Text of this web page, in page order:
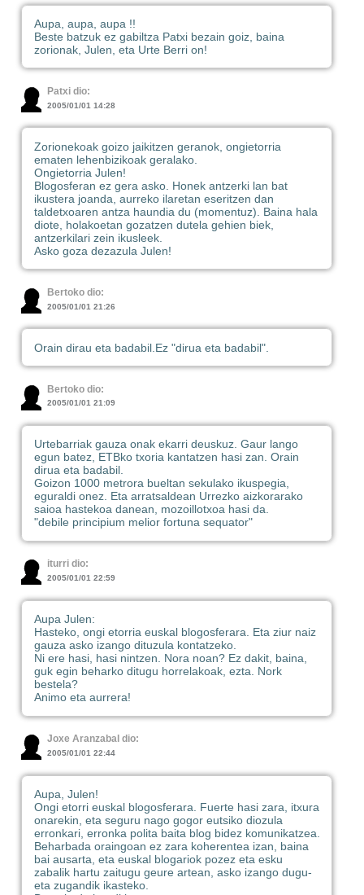
Aupa, aupa, aupa !!
Beste batzuk ez gabiltza Patxi bezain goiz, baina
zorionak, Julen, eta Urte Berri on!
Patxi dio:
2005/01/01 14:28
Zorionekoak goizo jaikitzen geranok, ongietorria
ematen lehenbizikoak geralako.
Ongietorria Julen!
Blogosferan ez gera asko. Honek antzerki lan bat
ikustera joanda, aurreko ilaretan eseritzen dan
taldetxoaren antza haundia du (momentuz). Baina hala
diote, holakoetan gozatzen dutela gehien biek,
antzerkilari zein ikusleek.
Asko goza dezazula Julen!
Bertoko dio:
2005/01/01 21:26
Orain dirau eta badabil. Ez "dirua eta badabil".
Bertoko dio:
2005/01/01 21:09
Urtebarriak gauza onak ekarri deuskuz. Gaur lango
egun batez, ETBko txoria kantatzen hasi zan. Orain
dirua eta badabil.
Goizon 1000 metrora bueltan sekulako ikuspegia,
eguraldi onez. Eta arratsaldean Urrezko aizkorarako
saioa hastekoa danean, mozoillotxoa hasi da.
"debile principium melior fortuna sequator"
iturri dio:
2005/01/01 22:59
Aupa Julen:
Hasteko, ongi etorria euskal blogosferara. Eta ziur naiz
gauza asko izango dituzula kontatzeko.
Ni ere hasi, hasi nintzen. Nora noan? Ez dakit, baina,
guk egin beharko ditugu horrelakoak, ezta. Nork
bestela?
Animo eta aurrera!
Joxe Aranzabal dio:
2005/01/01 22:44
Aupa, Julen!
Ongi etorri euskal blogosferara. Fuerte hasi zara, itxura
onarekin, eta seguru nago gogor eutsiko diozula
erronkari, erronka polita baita blog bidez komunikatzea.
Beharbada oraingoan ez zara koherentea izan, baina
bai ausarta, eta euskal blogariok pozez eta esku
zabalik hartu zaitugu geure artean, asko izango dugu-
eta zugandik ikasteko.